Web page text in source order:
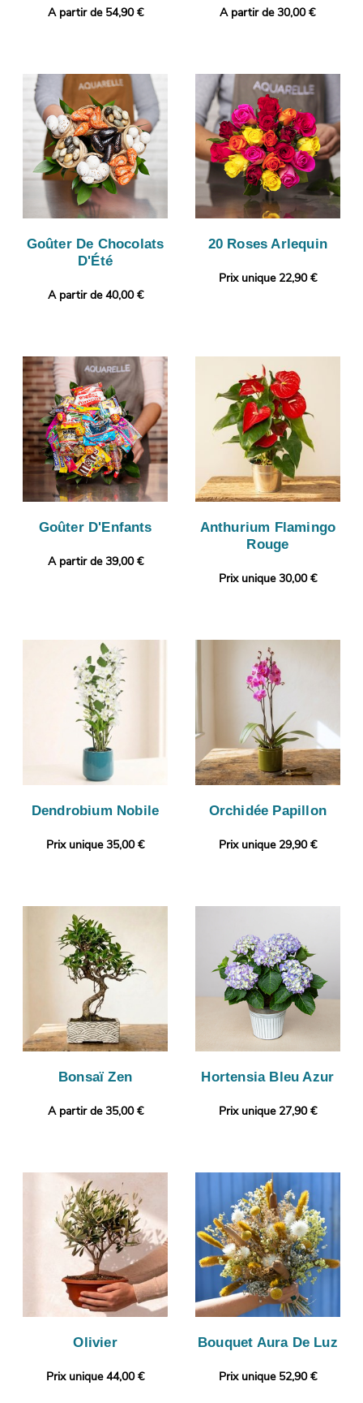
A partir de 54,90 € A partir de 30,00 €
Goûter De Chocolats
D'Été
A partir de 40,00 €
20 Roses Arlequin
Prix unique 22,90 €
Goûter D'Enfants
A partir de 39,00 €
Anthurium Flamingo
Rouge
Prix unique 30,00 €
Dendrobium Nobile
Prix unique 35,00 €
Orchidée Papillon
Prix unique 29,90 €
Bonsaï Zen
A partir de 35,00 €
Hortensia Bleu Azur
Prix unique 27,90 €
Olivier
Prix unique 44,00 €
Bouquet Aura De Luz
Prix unique 52,90 €